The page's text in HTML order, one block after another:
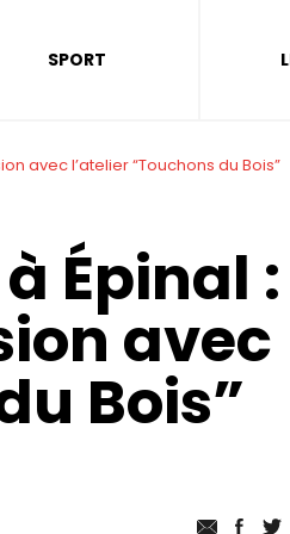
SPORT
avec l’atelier “Touchons du Bois”
Épinal :
avec
Bois”